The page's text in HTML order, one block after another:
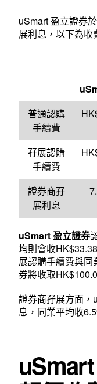
uSmart 盈立證券
展利息，以下為收
普通認購
手續費
孖展認購
手續費
證券商孖
展利息
uSmart 盈立證券
均則會收
展認購手續費與
券將收取
證券商孖展方面，
息，同業平均收